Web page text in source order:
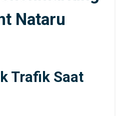
Nataru
Trafik Saat